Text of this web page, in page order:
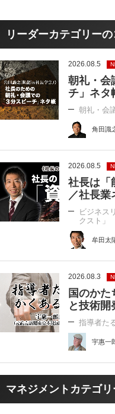
リーダーカテゴリー
2026.08.5
朝礼・会
チ」ネタ
朝礼・会
角田識
2026.08.5
社長は「
／社長業
ビジネス
クスト」
牟田太
2026.08.3
国のか
と技術開
指導者た
宇惠一
マネジメントカテゴ